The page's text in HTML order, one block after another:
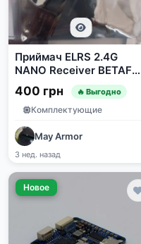
Приймач ELRS 2.4G
NANO Receiver BETAFPV
Nano 2400RX 3.2.0
400 грн 🔥 Выгодно
Комплектующие
May Armor
3 нед. назад
Новое